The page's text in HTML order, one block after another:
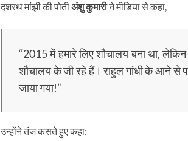
दशरथ मांझी की पोतीअंशु कुमारीने मीडिया से कहा,
“2015 में हमारे लिए शौचालय बना था,
शौचालय के जी रहे हैं। राहुल गांधी के आने
जाया गया!”
उन्होंने तंज कसते हुए कहा: